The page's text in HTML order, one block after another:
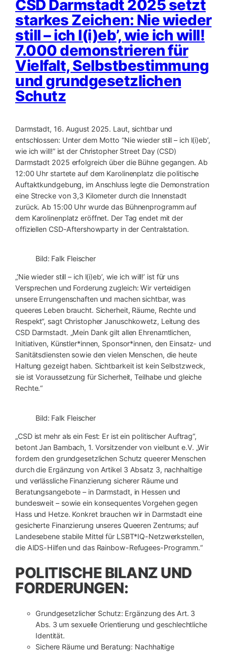
CSD Darmstadt 2025 setzt
starkes Zeichen: Nie wieder
still – ich l(i)eb’, wie ich will!
7.000 demonstrieren für
Vielfalt, Selbstbestimmung
und grundgesetzlichen
Schutz
Darmstadt, 16. August 2025. Laut, sichtbar und
entschlossen: Unter dem Motto “Nie wieder still – ich l(i)eb’,
wie ich will!” ist der Christopher Street Day (CSD)
Darmstadt 2025 erfolgreich über die Bühne gegangen. Ab
12:00 Uhr startete auf dem Karolinenplatz die politische
Auftaktkundgebung, im Anschluss legte die Demonstration
eine Strecke von 3,3 Kilometer durch die Innenstadt
zurück. Ab 15:00 Uhr wurde das Bühnenprogramm auf
dem Karolinenplatz eröffnet. Der Tag endet mit der
offiziellen CSD-Aftershowparty in der Centralstation.
Bild: Falk Fleischer
„‘Nie wieder still – ich l(i)eb’, wie ich will!’ ist für uns
Versprechen und Forderung zugleich: Wir verteidigen
unsere Errungenschaften und machen sichtbar, was
queeres Leben braucht. Sicherheit, Räume, Rechte und
Respekt“, sagt Christopher Januschkowetz, Leitung des
CSD Darmstadt. „Mein Dank gilt allen Ehrenamtlichen,
Initiativen, Künstler*innen, Sponsor*innen, den Einsatz- und
Sanitätsdiensten sowie den vielen Menschen, die heute
Haltung gezeigt haben. Sichtbarkeit ist kein Selbstzweck,
sie ist Voraussetzung für Sicherheit, Teilhabe und gleiche
Rechte.“
Bild: Falk Fleischer
„CSD ist mehr als ein Fest: Er ist ein politischer Auftrag“,
betont Jan Bambach, 1. Vorsitzender von vielbunt e.V. „Wir
fordern den grundgesetzlichen Schutz queerer Menschen
durch die Ergänzung von Artikel 3 Absatz 3, nachhaltige
und verlässliche Finanzierung sicherer Räume und
Beratungsangebote – in Darmstadt, in Hessen und
bundesweit – sowie ein konsequentes Vorgehen gegen
Hass und Hetze. Konkret brauchen wir in Darmstadt eine
gesicherte Finanzierung unseres Queeren Zentrums; auf
Landesebene stabile Mittel für LSBT*IQ-Netzwerkstellen,
die AIDS-Hilfen und das Rainbow-Refugees-Programm.“
POLITISCHE BILANZ UND
FORDERUNGEN:
Grundgesetzlicher Schutz: Ergänzung des Art. 3
Abs. 3 um sexuelle Orientierung und geschlechtliche
Identität.
Sichere Räume und Beratung: Nachhaltige